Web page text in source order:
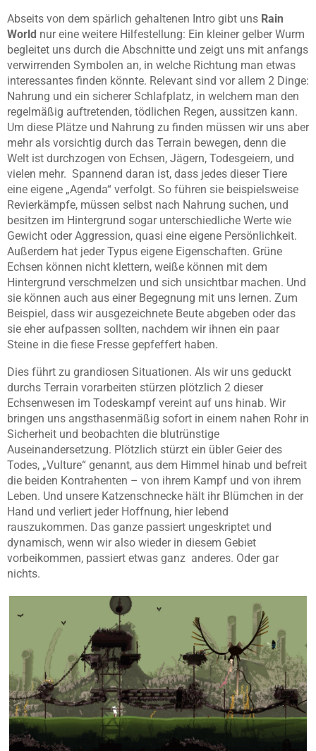
Abseits von dem spärlich gehaltenen Intro gibt uns Rain
World nur eine weitere Hilfestellung: Ein kleiner gelber Wurm
begleitet uns durch die Abschnitte und zeigt uns mit anfangs
verwirrenden Symbolen an, in welche Richtung man etwas
interessantes finden könnte. Relevant sind vor allem 2 Dinge:
Nahrung und ein sicherer Schlafplatz, in welchem man den
regelmäßig auftretenden, tödlichen Regen, aussitzen kann.
Um diese Plätze und Nahrung zu finden müssen wir uns aber
mehr als vorsichtig durch das Terrain bewegen, denn die
Welt ist durchzogen von Echsen, Jägern, Todesgeiern, und
vielen mehr. Spannend daran ist, dass jedes dieser Tiere
eine eigene „Agenda“ verfolgt. So führen sie beispielsweise
Revierkämpfe, müssen selbst nach Nahrung suchen, und
besitzen im Hintergrund sogar unterschiedliche Werte wie
Gewicht oder Aggression, quasi eine eigene Persönlichkeit.
Außerdem hat jeder Typus eigene Eigenschaften. Grüne
Echsen können nicht klettern, weiße können mit dem
Hintergrund verschmelzen und sich unsichtbar machen. Und
sie können auch aus einer Begegnung mit uns lernen. Zum
Beispiel, dass wir ausgezeichnete Beute abgeben oder das
sie eher aufpassen sollten, nachdem wir ihnen ein paar
Steine in die fiese Fresse gepfeffert haben.
Dies führt zu grandiosen Situationen. Als wir uns geduckt
durchs Terrain vorarbeiten stürzen plötzlich 2 dieser
Echsenwesen im Todeskampf vereint auf uns hinab. Wir
bringen uns angsthasenmäßig sofort in einem nahen Rohr in
Sicherheit und beobachten die blutrünstige
Auseinandersetzung. Plötzlich stürzt ein übler Geier des
Todes, „Vulture“ genannt, aus dem Himmel hinab und befreit
die beiden Kontrahenten – von ihrem Kampf und von ihrem
Leben. Und unsere Katzenschnecke hält ihr Blümchen in der
Hand und verliert jeder Hoffnung, hier lebend
rauszukommen. Das ganze passiert ungeskriptet und
dynamisch, wenn wir also wieder in diesem Gebiet
vorbeikommen, passiert etwas ganz anderes. Oder gar
nichts.